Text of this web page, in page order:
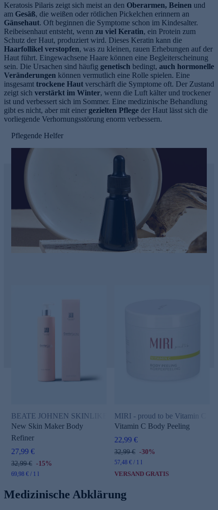
Keratosis Pilaris zeigt sich meist an den Oberarmen, Beinen und
am Gesäß, die weißen oder rötlichen Pickelchen erinnern an
Gänsehaut. Oft beginnen die Symptome schon im Kindesalter.
Reibeisenhaut entsteht, wenn zu viel Keratin, ein Protein zum
Schutz der Haut, produziert wird. Dieses Keratin kann die
Haarfollikel verstopfen, was zu kleinen, rauen Erhebungen auf der
Haut führt. Eingewachsene Haare können eine Begleiterscheinung
sein. Die Ursachen sind häufig genetisch bedingt, auch hormonelle
Veränderungen können vermutlich eine Rolle spielen. Eine
insgesamt trockene Haut verschärft die Symptome oft. Der Zustand
zeigt sich verstärkt im Winter, wenn die Luft kälter und trockener
ist und verbessert sich im Sommer. Eine medizinische Behandlung
gibt es nicht, aber mit einer gezielten Pflege der Haut lässt sich die
vorliegende Verhornungsstörung enorm verbessern.
Pflegende Helfer
BEATE JOHNEN SKINLIKE Geniuskin
New Skin Maker Body
Refiner
27,99 €
32,99 € -15%
69,98 € / 1 l
MIRI - proud to be Vitamin C
Vitamin C Body Peeling
22,99 €
32,99 € -30%
57,48 € / 1 l
VERSAND GRATIS
Medizinische Abklärung